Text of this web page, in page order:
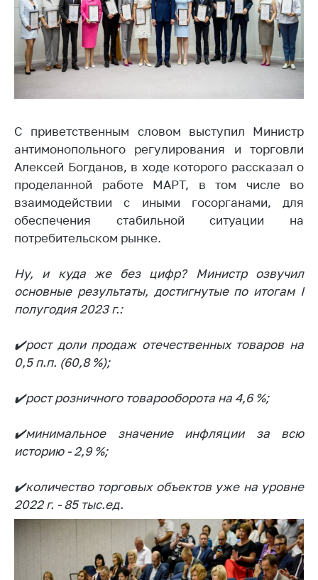
Антимонопольное
регулирование и
конкуренция
Торговля и услуги
Регулирование и
Защита прав
потребителей
Регулирование
рекламной
деятельности
Международное
сотрудничество
Применение мер
нетарифного
регулирования
Выставочная
деятельность в
Беларусь
персональных
данных
Новости
Обратиться в МАРТ
Личный прием
граждан и юр. лиц
С приветственным словом выступил Министр
антимонопольного регулирования и торговли
Алексей Богданов, в ходе которого рассказал о
проделанной работе МАРТ, в том числе во
взаимодействии с иными госорганами, для
обеспечения стабильной ситуации на
потребительском рынке.
Ну, и куда же без цифр? Министр озвучил
основные результаты, достигнутые по итогам I
полугодия 2023 г.:
✔️рост доли продаж отечественных товаров на
0,5 п.п. (60,8 %);
✔️рост розничного товарооборота на 4,6 %;
✔️минимальное значение инфляции за всю
историю - 2,9 %;
✔️количество торговых объектов уже на уровне
2022 г. - 85 тыс.ед.